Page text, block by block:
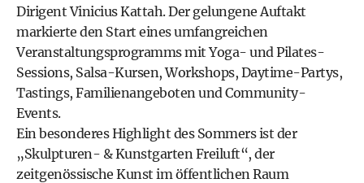
Dirigent Vinicius Kattah. Der gelungene Auftakt
markierte den Start eines umfangreichen
Veranstaltungsprogramms mit Yoga- und Pilates-
Sessions, Salsa-Kursen, Workshops, Daytime-Partys,
Tastings, Familienangeboten und Community-
Events.
Ein besonderes Highlight des Sommers ist der
„Skulpturen- & Kunstgarten Freiluft“, der
zeitgenössische Kunst im öffentlichen Raum